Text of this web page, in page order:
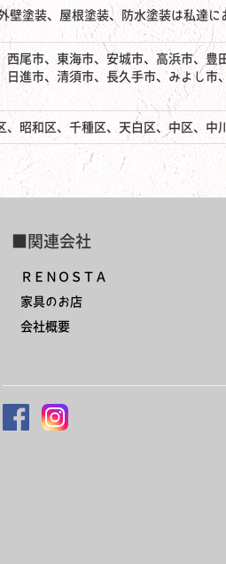
壁塗装、屋根塗装、防水塗装は私達に
西尾市、東海市、安城市、高浜市、
日進市、清須市、長久手市、みよし
、昭和区、千種区、天白区、中区、
■関連会社
ＲＥＮＯＳＴＡ
家具のお店
会社概要